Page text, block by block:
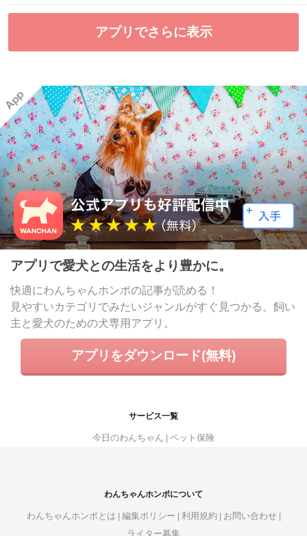
アプリでさらに表示
アプリで愛犬との生活をより豊かに。
快適にわんちゃんホンポの記事が読める！
見やすいカテゴリでみたいジャンルがすぐ見つかる。飼い
主と愛犬のための犬専用アプリ。
アプリをダウンロード(無料)
サービス一覧
今日のわんちゃん ペット保険
わんちゃんホンポについて
わんちゃんホンポとは 編集ポリシー 利用規約
お問い合わせ
ライター募集